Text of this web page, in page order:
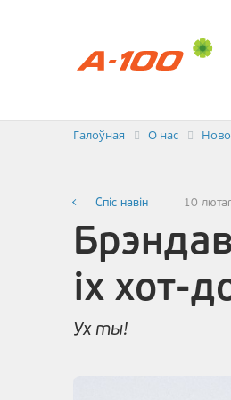
Галоўная О нас
Спiс навін 10
іх хот-
Ух ты!